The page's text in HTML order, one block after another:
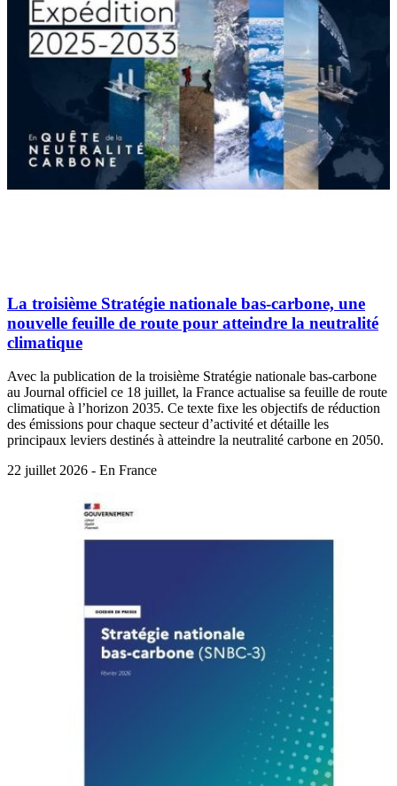
La troisième Stratégie nationale bas-carbone, une
nouvelle feuille de route pour atteindre la neutralité
climatique
Avec la publication de la troisième Stratégie nationale bas-carbone
au Journal officiel ce 18 juillet, la France actualise sa feuille de route
climatique à l’horizon 2035. Ce texte fixe les objectifs de réduction
des émissions pour chaque secteur d’activité et détaille les
principaux leviers destinés à atteindre la neutralité carbone en 2050.
22 juillet 2026 - En France